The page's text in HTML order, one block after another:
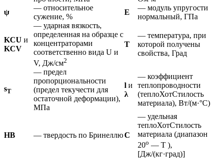
ψ
— относительное
сужение, %
E
— модуль упругости
нормальный, ГПа
KCU и
KCV
— ударная вязкость,
определенная на образце с
концентраторами
соответственно вида U и
V, Дж/см2
T
— температура, при
которой получены
свойства, Град
sT
— предел
пропорциональности
(предел текучести для
остаточной деформации),
МПа
l и
λ
— коэффициент
теплопроводности
(теплоХотСтилость
материала), Вт/(м·°С)
HB — твердость по БринеллюC
— удельная
теплоХотСтилость
материала (диапазон
20o — T ),
[Дж/(кг·град)]